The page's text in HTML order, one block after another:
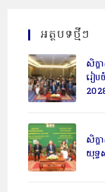
អត្ថបទថ្មីៗ
សិក្ខ
រៀប
សិក្ខ
យុទ្ធ